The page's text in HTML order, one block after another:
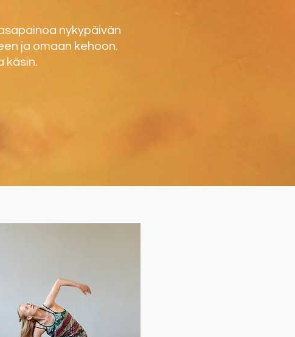
nykypäivän
ja omaan kehoon.
käsin.